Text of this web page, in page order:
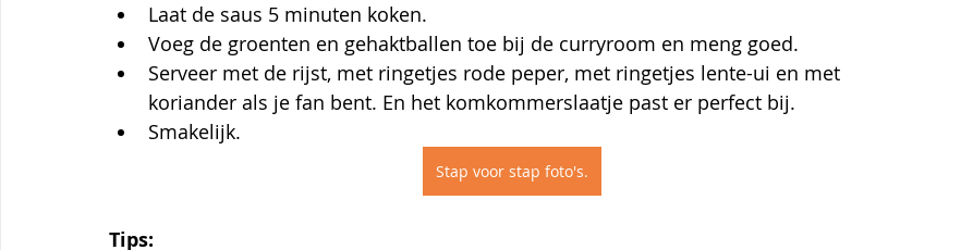
Laat de saus 5 minuten koken.
Voeg de groenten en gehaktballen toe bij de curryroom en meng goed.
Serveer met de rijst, met ringetjes rode peper, met ringetjes lente-ui en met
koriander als je fan bent. En het komkommerslaatje past er perfect bij.
Smakelijk.
Stap voor stap foto's.
Tips: